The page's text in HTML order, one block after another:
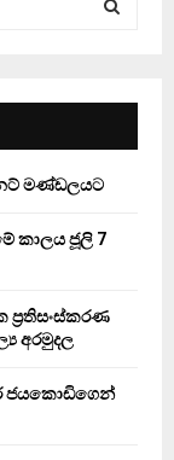
E
A
මණ්ඩලයට
කාලය ජූලි 7
ප්‍රතිසංස්කරණ
අරමුදල
ජයකොඩිගෙන්